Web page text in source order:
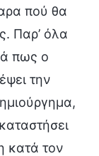
πού θα
Παρ’ όλα
πως ο
την
κατά τον